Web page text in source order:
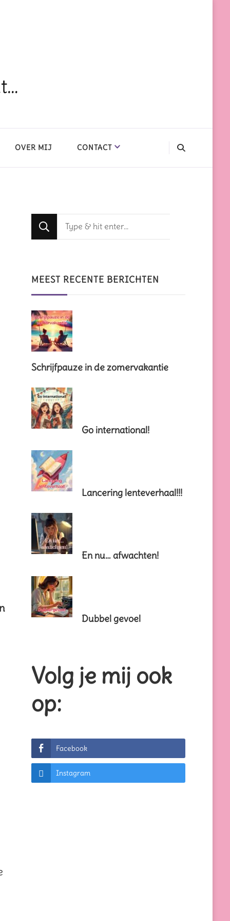
OVER MIJ CONTACT
Op
zoek
iets?
MEEST RECENTE BERICHTEN
Schrijfpauze in de zomervakantie
Go international!
Lancering lenteverhaal!!!
En nu… afwachten!
Dubbel gevoel
Volg je mij ook
op:
Facebook
Instagram